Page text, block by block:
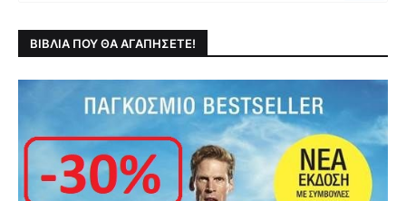
ΒΙΒΛΙΑ ΠΟΥ ΘΑ ΑΓΑΠΗΣΕΤΕ!